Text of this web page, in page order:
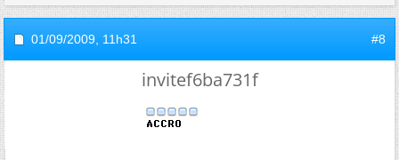
01/09/2009, 11h31 #8
invitef6ba731f